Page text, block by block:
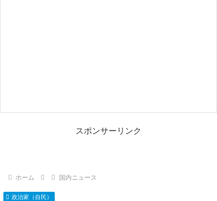
スポンサーリンク
ホーム 国内ニュース
政治家（自民）